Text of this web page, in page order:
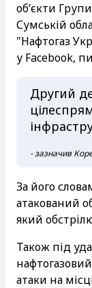
об’єкти
Сумській
"Нафтогаз
у Facebook,
Другий
- зазначив
За його
атакований
який
Також під
атаки на